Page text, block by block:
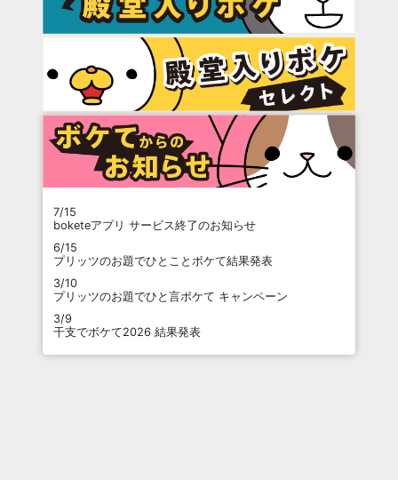
7/15
boketeアプリ サービス終了のお知らせ
6/15
プリッツのお題でひとことボケて結果発表
3/10
プリッツのお題でひと言ボケて キャンペーン
3/9
干支でボケて2026 結果発表